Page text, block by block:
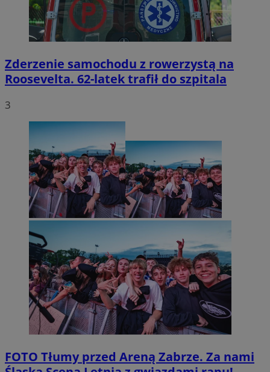
Zderzenie samochodu z rowerzystą na
Roosevelta. 62-latek trafił do szpitala
3
FOTO Tłumy przed Areną Zabrze. Za nami